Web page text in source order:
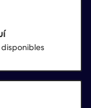
disponibles